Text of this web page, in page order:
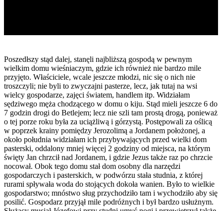
Poszedłszy stąd dalej, stanęli najbliższą gospodą w pewnym
wielkim domu wieśniaczym, gdzie ich również nie bardzo mile
przyjęto. Właściciele, wcale jeszcze młodzi, nic się o nich nie
troszczyli; nie byli to zwyczajni pasterze, lecz, jak tutaj na wsi
wielcy gospodarze, zajęci światem, handlem itp. Widziałam
sędziwego męża chodzącego w domu o kiju. Stąd mieli jeszcze 6 do
7 godzin drogi do Betlejem; lecz nie szli tam prostą drogą, ponieważ
o tej porze roku była za uciążliwą i górzystą. Postępowali za oślicą
w poprzek krainy pomiędzy Jerozolimą a Jordanem położonej, a
około południa widziałam ich przybywających przed wielki dom
pasterski, oddalony mniej więcej 2 godziny od miejsca, na którym
święty Jan chrzcił nad Jordanem, i gdzie Jezus także raz po chrzcie
nocował. Obok tego domu stał dom osobny dla narzędzi
gospodarczych i pasterskich, w podwórzu stała studnia, z której
rurami spływała woda do stojących dokoła wanien. Było to wielkie
gospodarstwo; mnóstwo sług przychodziło tam i wychodziło aby się
posilić. Gospodarz przyjął mile podróżnych i był bardzo usłużnym.